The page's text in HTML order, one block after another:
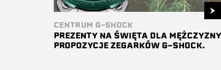
CENTRUM G-SHOCK
PREZENTY NA ŚWIĘTA DLA
PROPOZYCJE ZEGARKÓW G-SHOCK.